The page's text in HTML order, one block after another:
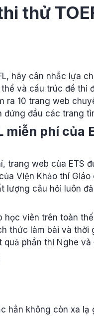
thử
hãy cân nhắc lựa
và cấu trúc đề thi
ra 10 trang web
đứng đầu các trang
miễn phí của
trang web của ETS
Viện Khảo thí
lượng câu hỏi luôn
viên trên toàn
thức làm bài và
phần thi Nghe
hẳn không còn xa lạ